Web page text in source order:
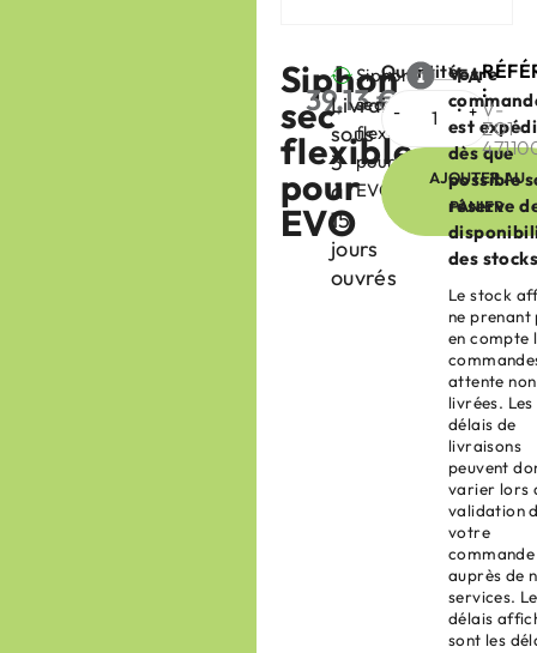
Siphon
sec
flexible
pour
EVO
39,13€
Livraison
sous
3
à
15
jours
ouvrés
Siphon
sec
flexible
pour
EVO
Quantité
AJOUTER AU
PANIER
Votre
est
dès que
possible
réserve
des
Le stock
ne prenant
en compte
attente non
livrées. Les
délais de
livraisons
peuvent
varier lors
validation
votre
commande
auprès de
services.
délais
sont les
:
:
V-
Z01-